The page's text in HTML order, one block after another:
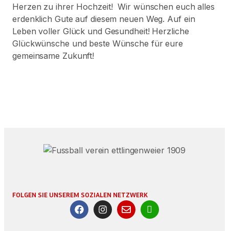
Herzen zu ihrer Hochzeit! Wir wünschen euch alles
erdenklich Gute auf diesem neuen Weg. Auf ein
Leben voller Glück und Gesundheit! Herzliche
Glückwünsche und beste Wünsche für eure
gemeinsame Zukunft!
FOLGEN SIE UNSEREM SOZIALEN NETZWERK